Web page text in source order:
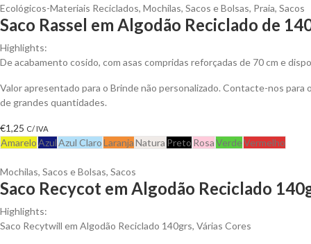
Ecológicos-Materiais Reciclados, Mochilas, Sacos e Bolsas, Praia, Sacos
Saco Rassel em Algodão Reciclado de
Highlights:
De acabamento cosido, com asas compridas reforçadas de 70 cm e
Valor apresentado para o Brinde não personalizado. Contacte-nos
de grandes quantidades.
€1,25 C/ IVA
AmareloAzulAzul ClaroLaranjaNatura Preto RosaVerdeVermelho
Mochilas, Sacos e Bolsas, Sacos
Saco Recycot em Algodão Reciclado
Highlights:
Saco Recytwill em Algodão Reciclado 140grs, Várias Cores